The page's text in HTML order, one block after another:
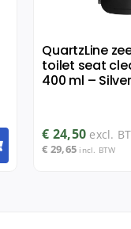
QuartzLine
toilet seat
400 ml –
€ 24,50 excl.
€ 29,65 incl. BTW